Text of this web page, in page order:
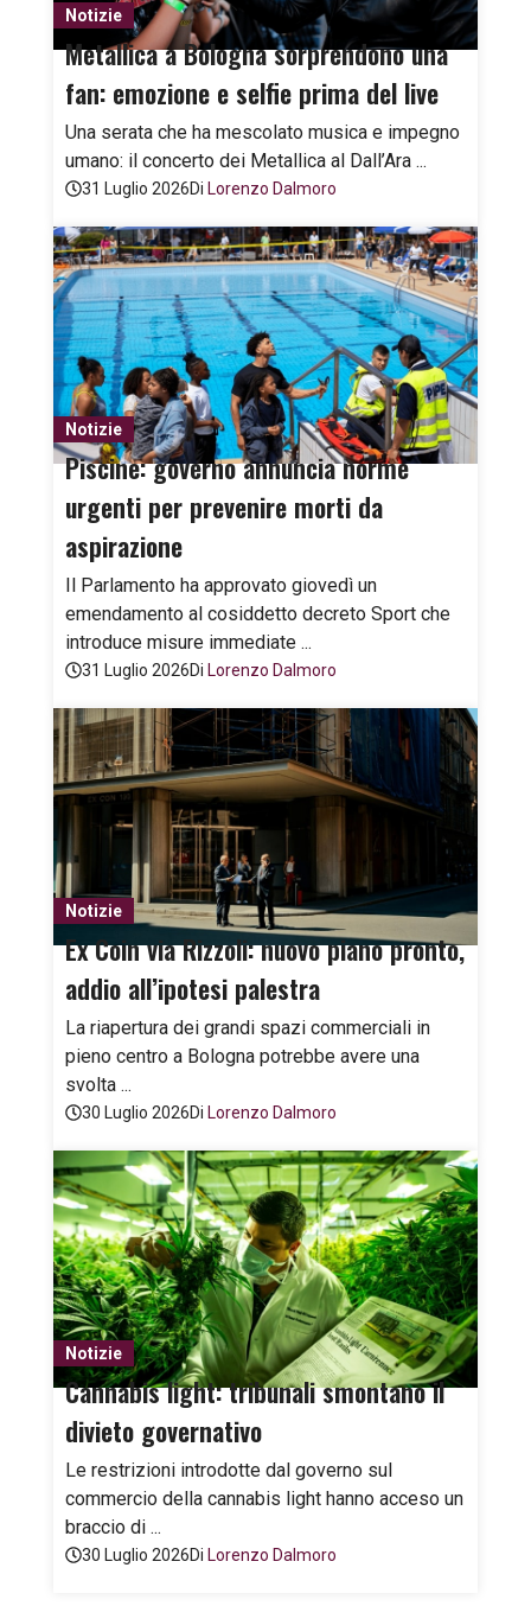
Notizie
Metallica a Bologna sorprendono una
fan: emozione e selfie prima del live
Una serata che ha mescolato musica e impegno
umano: il concerto dei Metallica al Dall’Ara ...
31 Luglio 2026Di Lorenzo Dalmoro
Notizie
Piscine: governo annuncia norme
urgenti per prevenire morti da
aspirazione
Il Parlamento ha approvato giovedì un
emendamento al cosiddetto decreto Sport che
introduce misure immediate ...
31 Luglio 2026Di Lorenzo Dalmoro
Notizie
Ex Coin via Rizzoli: nuovo piano pronto,
addio all’ipotesi palestra
La riapertura dei grandi spazi commerciali in
pieno centro a Bologna potrebbe avere una
svolta ...
30 Luglio 2026Di Lorenzo Dalmoro
Notizie
Cannabis light: tribunali smontano il
divieto governativo
Le restrizioni introdotte dal governo sul
commercio della cannabis light hanno acceso un
braccio di ...
30 Luglio 2026Di Lorenzo Dalmoro